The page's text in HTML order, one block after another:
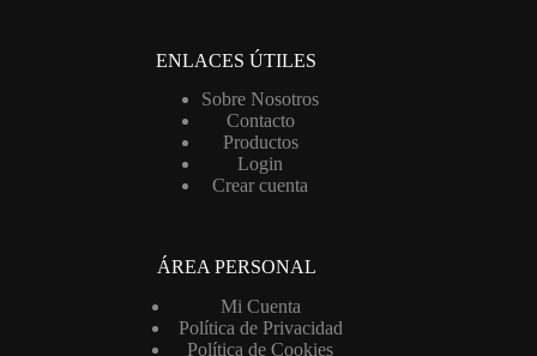
ENLACES ÚTILES
Sobre Nosotros
Contacto
Productos
Login
Crear cuenta
ÁREA PERSONAL
Mi Cuenta
Política de Privacidad
Política de Cookies